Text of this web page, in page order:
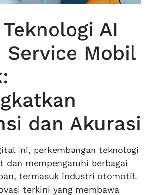
AI
Service Mobil
dan Akurasi
ini, perkembangan teknologi
dan mempengaruhi berbagai
termasuk industri otomotif.
terkini yang membawa